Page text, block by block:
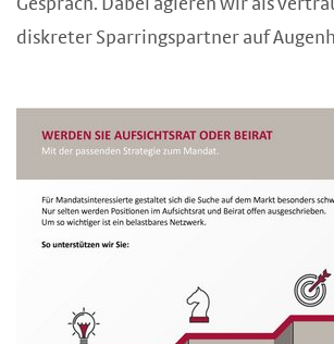
Gespräch. Dabei agieren wir als
diskreter Sparringspartner auf